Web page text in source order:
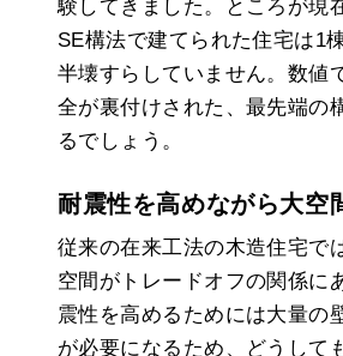
験してきました。ところが現
SE構法で建てられた住宅は1
半壊すらしていません。数値
全が裏付けされた、最先端の
るでしょう。
耐震性を高めながら大空
従来の在来工法の木造住宅で
空間がトレードオフの関係に
震性を高めるためには大量の
が必要になるため、どうして